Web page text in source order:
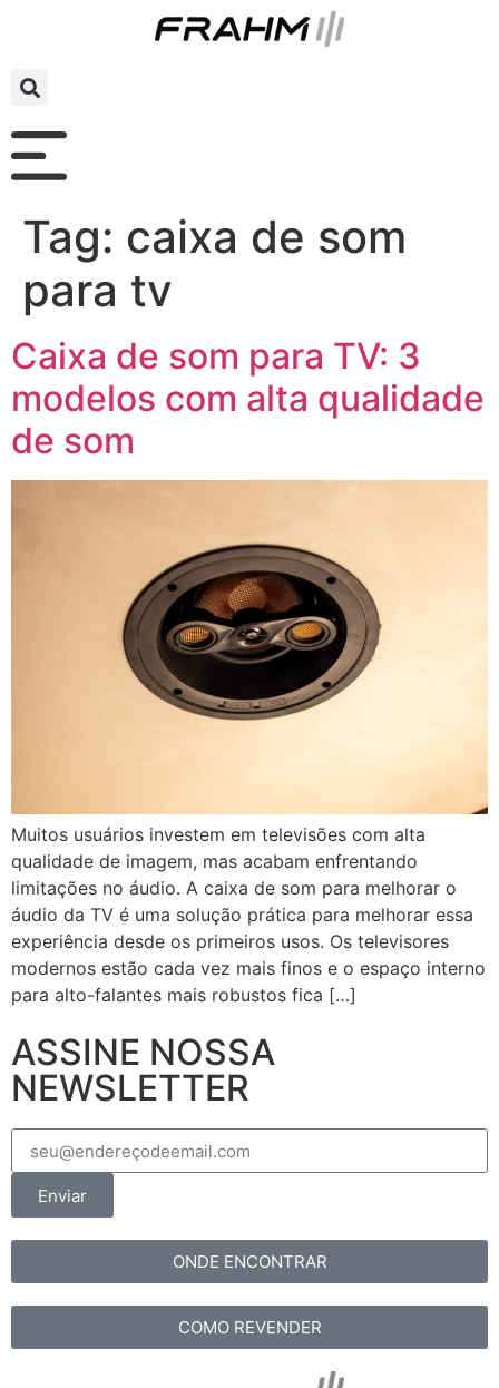
Tag: caixa de som
para tv
Caixa de som para TV: 3
modelos com alta qualidade
de som
Muitos usuários investem em televisões com alta
qualidade de imagem, mas acabam enfrentando
limitações no áudio. A caixa de som para melhorar o
áudio da TV é uma solução prática para melhorar essa
experiência desde os primeiros usos. Os televisores
modernos estão cada vez mais finos e o espaço interno
para alto-falantes mais robustos fica […]
ASSINE NOSSA
NEWSLETTER
Enviar
ONDE ENCONTRAR
COMO REVENDER